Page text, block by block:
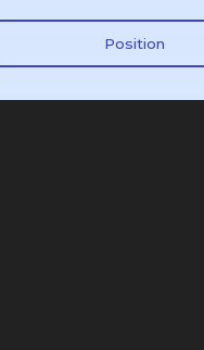
Position